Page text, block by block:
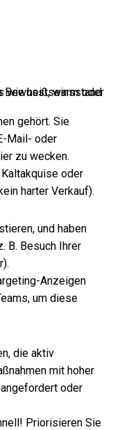
gehört. Sie
Mail- oder
zu wecken.
oder
harter Verkauf).
und haben
B. Besuch Ihrer
Anzeigen
um diese
die aktiv
mit hoher
oder
Priorisieren Sie